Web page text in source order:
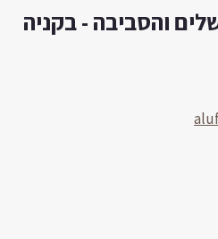
והסביבה - בקניה